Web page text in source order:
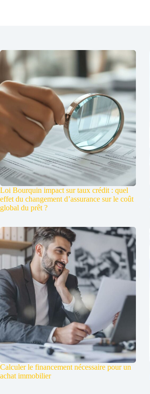
Loi Bourquin impact sur taux crédit : quel
effet du changement d’assurance sur le coût
global du prêt ?
Calculer le financement nécessaire pour un
achat immobilier